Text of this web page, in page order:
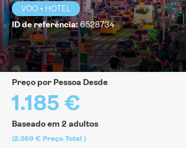
VOO + HOTEL
ID de referência:6528734
Preço por Pessoa Desde
1.185 €
Baseado em 2 adultos
(2.369 € Preço Total )